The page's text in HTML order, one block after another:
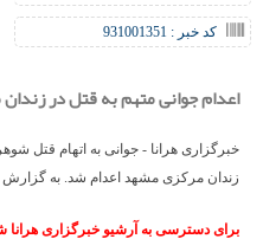
کد خبر : 931001351
اعدام جوانی متهم به قتل در
خبرگزاری هرانا - جوانی به اتهام قتل
زندان مرکزی مشهد اعدام شد. به گزارش
برای دسترسی به آرشیو خبرگزاری هرانا